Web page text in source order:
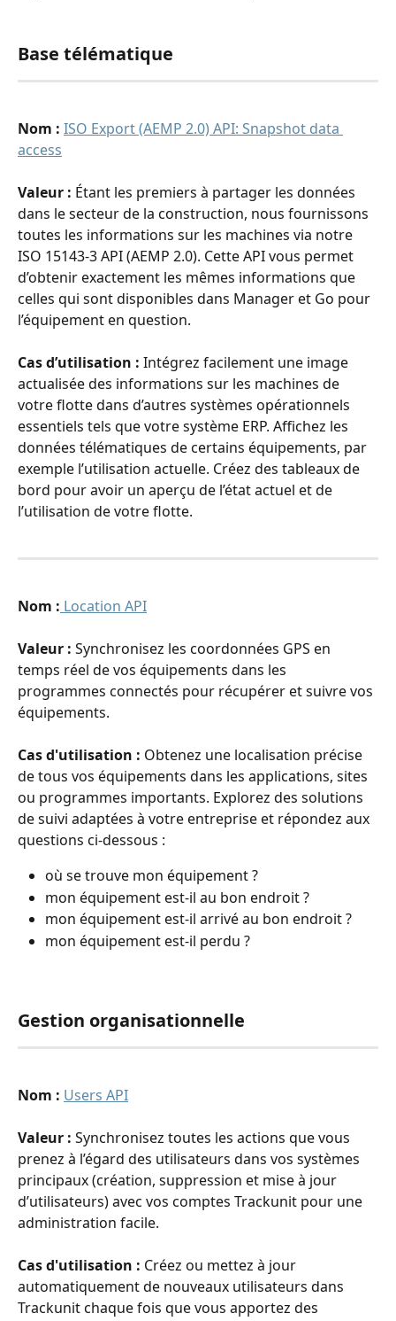
Base télématique
Nom : ISO Export (AEMP 2.0) API: Snapshot data
access
Valeur : Étant les premiers à partager les données
dans le secteur de la construction, nous fournissons
toutes les informations sur les machines via notre
ISO 15143-3 API (AEMP 2.0). Cette API vous permet
d’obtenir exactement les mêmes informations que
celles qui sont disponibles dans Manager et Go pour
l’équipement en question.
Cas d’utilisation : Intégrez facilement une image
actualisée des informations sur les machines de
votre flotte dans d’autres systèmes opérationnels
essentiels tels que votre système ERP. Affichez les
données télématiques de certains équipements, par
exemple l’utilisation actuelle. Créez des tableaux de
bord pour avoir un aperçu de l’état actuel et de
l’utilisation de votre flotte.
Nom : Location API
Valeur : Synchronisez les coordonnées GPS en
temps réel de vos équipements dans les
programmes connectés pour récupérer et suivre vos
équipements.
Cas d'utilisation : Obtenez une localisation précise
de tous vos équipements dans les applications, sites
ou programmes importants. Explorez des solutions
de suivi adaptées à votre entreprise et répondez aux
questions ci-dessous :
où se trouve mon équipement ?
mon équipement est-il au bon endroit ?
mon équipement est-il arrivé au bon endroit ?
mon équipement est-il perdu ?
Gestion organisationnelle
Nom : Users API
Valeur : Synchronisez toutes les actions que vous
prenez à l’égard des utilisateurs dans vos systèmes
principaux (création, suppression et mise à jour
d’utilisateurs) avec vos comptes Trackunit pour une
administration facile.
Cas d'utilisation : Créez ou mettez à jour
automatiquement de nouveaux utilisateurs dans
Trackunit chaque fois que vous apportez des